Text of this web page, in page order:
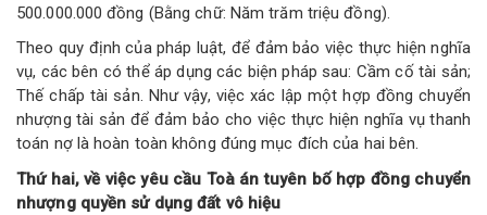
500.000.000 đồng (Bằng chữ: Năm trăm triệu đồng).
Theo quy định của pháp luật, để đảm bảo việc thực hiện nghĩa
vụ, các bên có thể áp dụng các biện pháp sau: Cầm cố tài sản;
Thế chấp tài sản. Như vậy, việc xác lập một hợp đồng chuyển
nhượng tài sản để đảm bảo cho việc thực hiện nghĩa vụ thanh
toán nợ là hoàn toàn không đúng mục đích của hai bên.
Thứ hai, về việc yêu cầu Toà án tuyên bố hợp đồng chuyển
nhượng quyền sử dụng đất vô hiệu